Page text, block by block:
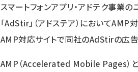
スマートフォンアプリ・アドテク事業
「AdStir」（アドステア）において
AMP対応サイトで同社のAdStirの広
AMP（Accelerated Mobile Pages）